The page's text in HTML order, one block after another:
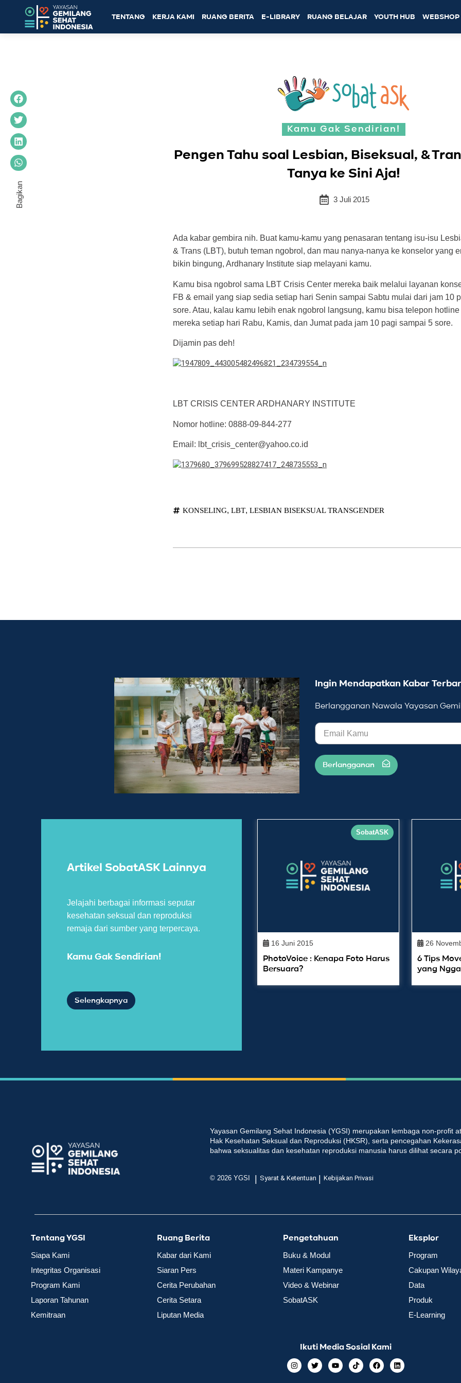
TENTANG KERJA KAMI RUANG BERITA E-LIBRARY RUANG BELAJAR YOUTH HUB WEBSHOP
Kamu Gak Sendirian!
Pengen Tahu soal Lesbian, Biseksual, &
Tanya ke Sini Aja!
3 Juli 2015
Ada kabar gembira nih. Buat kamu-kamu yang penasaran tentang isu-isu
& Trans (LBT), butuh teman ngobrol, dan mau nanya-nanya ke konselor yang
bikin bingung, Ardhanary Institute siap melayani kamu.
Kamu bisa ngobrol sama LBT Crisis Center mereka baik melalui layanan
FB & email yang siap sedia setiap hari Senin sampai Sabtu mulai dari jam 10
sore. Atau, kalau kamu lebih enak ngobrol langsung, kamu bisa telepon
mereka setiap hari Rabu, Kamis, dan Jumat pada jam 10 pagi sampai 5 sore.
Dijamin pas deh!
LBT CRISIS CENTER ARDHANARY INSTITUTE
Nomor hotline: 0888-09-844-277
Email: lbt_crisis_center@yahoo.co.id
KONSELING, LBT, LESBIAN BISEKSUAL TRANSGENDER
Ingin Mendapatkan Kabar
Berlangganan Nawala Yayasan
Berlangganan
Artikel SobatASK Lainnya
Jelajahi berbagai informasi seputar
kesehatan seksual dan reproduksi
remaja dari sumber yang terpercaya.
Kamu Gak Sendirian!
Selengkapnya
SobatASK
16 Juni 2015
PhotoVoice : Kenapa Foto Harus
Bersuara?
26
6 Tips
yang
Yayasan Gemilang Sehat Indonesia (YGSI) merupakan lembaga non-profit
Hak Kesehatan Seksual dan Reproduksi (HKSR), serta pencegahan
bahwa seksualitas dan kesehatan reproduksi manusia harus dilihat secara
© 2026 YGSI |Syarat & Ketentuan |Kebijakan Privasi
Tentang YGSI
Siapa Kami
Integritas Organisasi
Program Kami
Laporan Tahunan
Kemitraan
Ruang Berita
Kabar dari Kami
Siaran Pers
Cerita Perubahan
Cerita Setara
Liputan Media
Pengetahuan
Buku & Modul
Materi Kampanye
Video & Webinar
SobatASK
Eksplor
Program
Cakupan
Data
Produk
E-Learning
Ikuti Media Sosial Kami